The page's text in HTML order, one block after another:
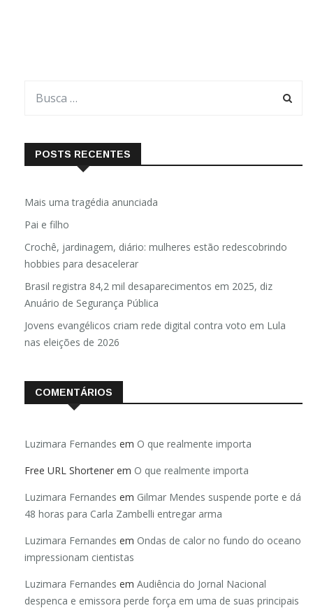
POSTS RECENTES
Mais uma tragédia anunciada
Pai e filho
Crochê, jardinagem, diário: mulheres estão redescobrindo
hobbies para desacelerar
Brasil registra 84,2 mil desaparecimentos em 2025, diz
Anuário de Segurança Pública
Jovens evangélicos criam rede digital contra voto em Lula
nas eleições de 2026
COMENTÁRIOS
Luzimara Fernandes em O que realmente importa
Free URL Shortener em O que realmente importa
Luzimara Fernandes em Gilmar Mendes suspende porte e dá
48 horas para Carla Zambelli entregar arma
Luzimara Fernandes em Ondas de calor no fundo do oceano
impressionam cientistas
Luzimara Fernandes em Audiência do Jornal Nacional
despenca e emissora perde força em uma de suas principais